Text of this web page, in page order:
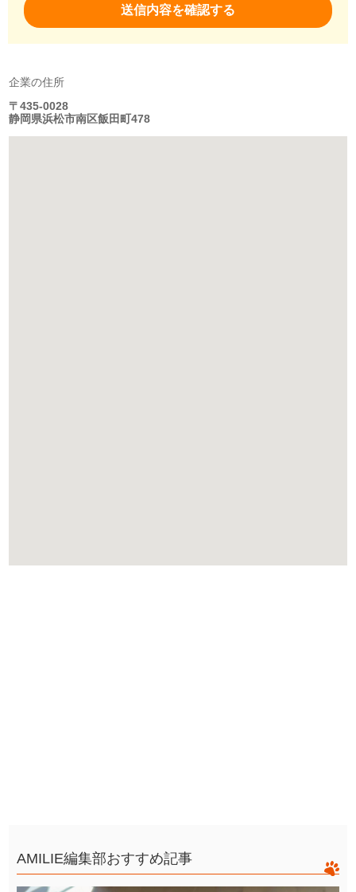
企業の住所
〒435-0028
静岡県浜松市南区飯田町478
AMILIE編集部おすすめ記事